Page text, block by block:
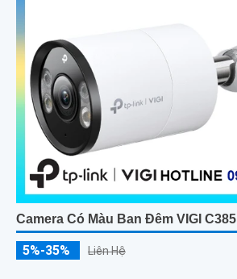
Camera Có Màu Ban Đêm VIGI C385
5%-35% Liên Hệ